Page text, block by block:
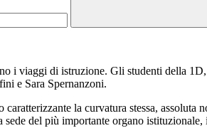
viaggi di istruzione. Gli studenti della
e Sara Spernanzoni.
la curvatura stessa,
del più importante organo istituzionale,